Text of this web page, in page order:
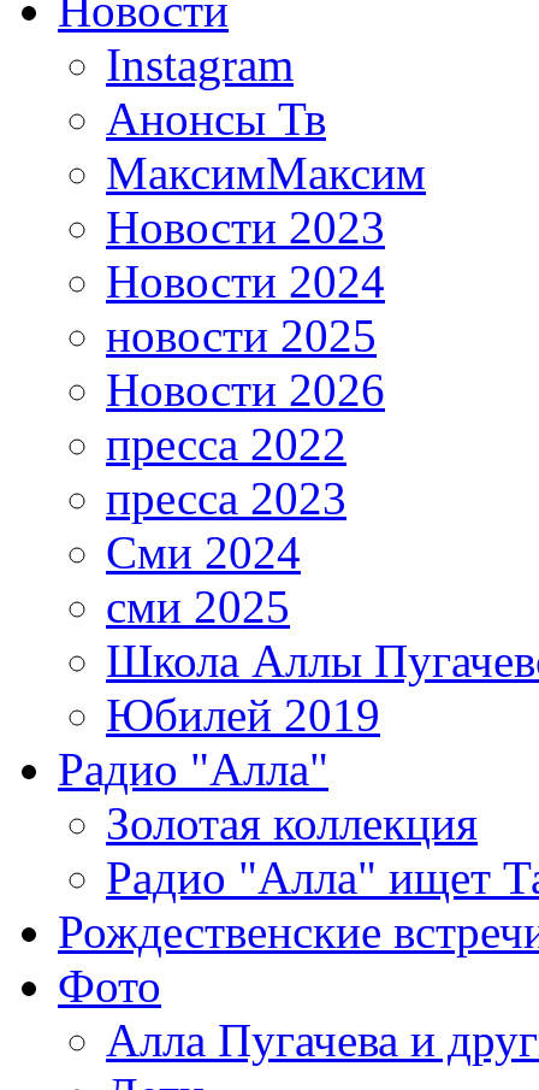
Instagram
Анонсы Тв
МаксимМаксим
Новости 2023
Новости 2024
новости 2025
Новости 2026
пресса 2022
пресса 2023
Сми 2024
сми 2025
Школа Аллы
Юбилей 2019
Радио "Алла"
Золотая коллекция
Радио "Алла" ищет
Рождественские
Фото
Алла Пугачева и